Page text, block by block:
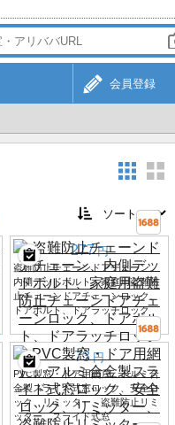
会員登録
277 円
盗難防止チェーンドアチェーン、
内側デッドボルト、家庭用盗難防
止チェーンドアチェーンロック、
ドアボルト、ドアラッチロック
73 円
PVC製窓・ドア用網戸、アルミ合
金製スライド式窓ロック、安全ロ
ック、リミッター、盗難防止リミ
ッター、スライド式窓